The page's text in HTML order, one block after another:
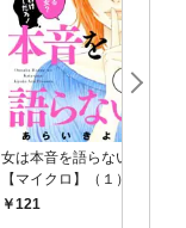
女は本音を語らない
【マイクロ】（１）
121